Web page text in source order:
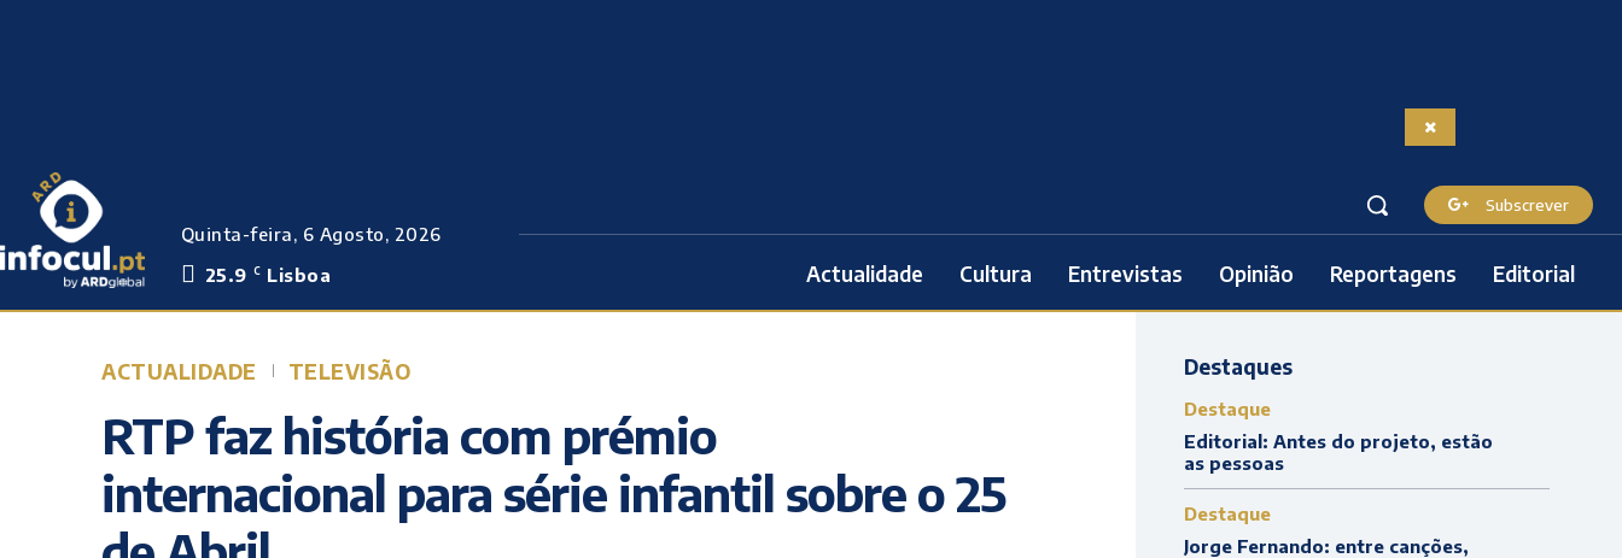
Quinta-feira, 6 Agosto, 2026
25.9 C Lisboa
Subscrever
Actualidade Cultura Entrevistas Opinião Reportagens Editorial
ACTUALIDADE TELEVISÃO
RTP faz história com prémio
internacional para série infantil sobre o 25
Destaques
Destaque
Editorial: Antes do projeto, estão
as pessoas
Destaque
Jorge Fernando: entre canções,